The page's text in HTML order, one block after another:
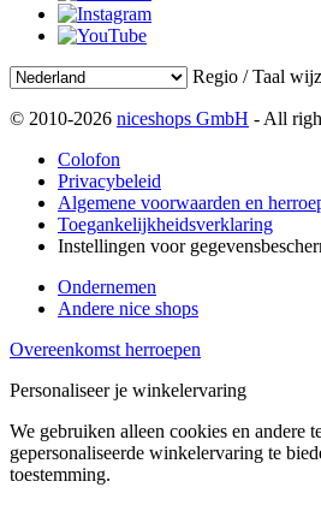
Regio / Taal
© 2010-2026 niceshops GmbH - All
Colofon
Privacybeleid
Algemene voorwaarden en
Toegankelijkheidsverklaring
Instellingen voor
Ondernemen
Andere nice shops
Overeenkomst herroepen
Personaliseer je winkelervaring
We gebruiken alleen cookies en andere
gepersonaliseerde winkelervaring te
toestemming.